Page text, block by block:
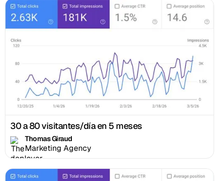
30 a 80 visitantes/día en 5 meses
Thomas Giraud
Marketing Agency